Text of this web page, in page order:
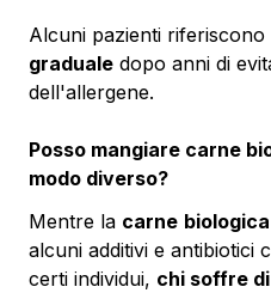
Alcuni pazienti riferiscono
graduale dopo anni di
dell'allergene.
Posso mangiare carne
modo diverso?
Mentre la carne biologica
alcuni additivi e antibiotici
certi individui, chi soffre